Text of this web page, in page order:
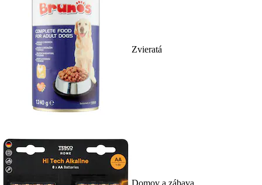
Zvieratá